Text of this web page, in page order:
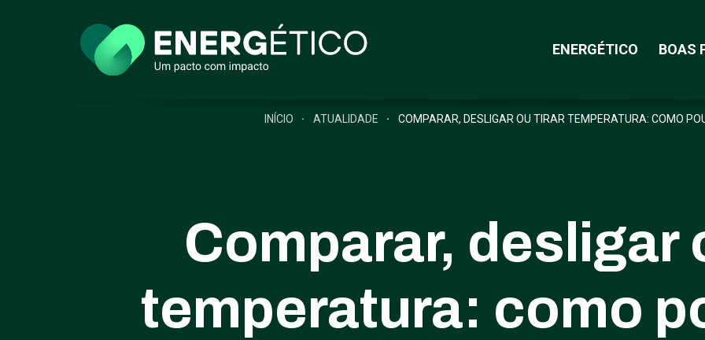
ENERGÉTICO BOAS
INÍCIO ATUALIDADE COMPARAR, DESLIGAR OU TIRAR TEMPERATURA: COMO
Comparar, desligar
temperatura: como